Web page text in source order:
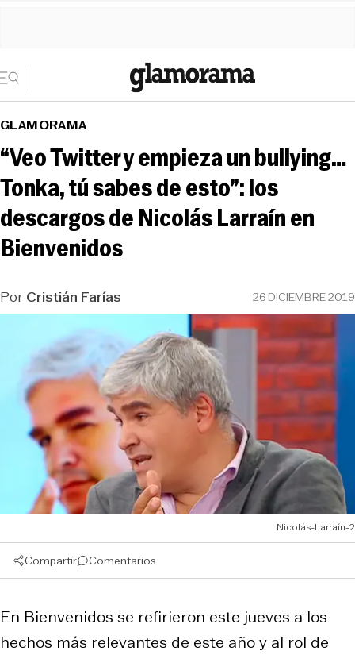
GLAMORAMA
“Veo Twitter y empieza un bullying…
Tonka, tú sabes de esto”: los
descargos de Nicolás Larraín en
Bienvenidos
PorCristián Farías 26 DICIEMBRE 2019
Nicolás-Larraín-2
Compartir Comentarios
En Bienvenidos se refirieron este jueves a los
hechos más relevantes de este año y al rol de